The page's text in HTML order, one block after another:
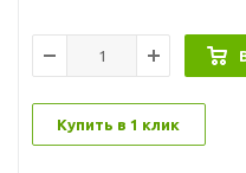
Купить в 1 клик